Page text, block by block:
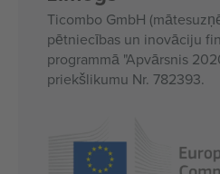
Ticombo GmbH
pētniecības un inovāciju
programmā "Apvārsnis
priekšlikumu Nr. 782393.